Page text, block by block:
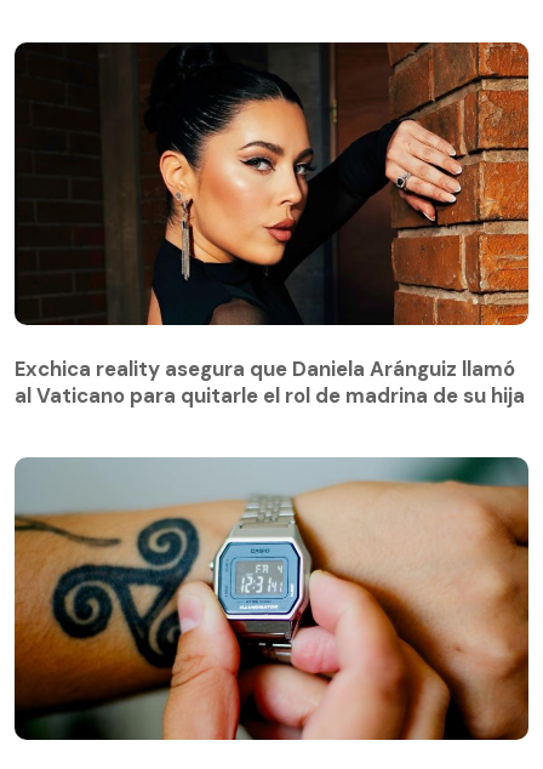
Exchica reality asegura que Daniela Aránguiz llamó
al Vaticano para quitarle el rol de madrina de su hija